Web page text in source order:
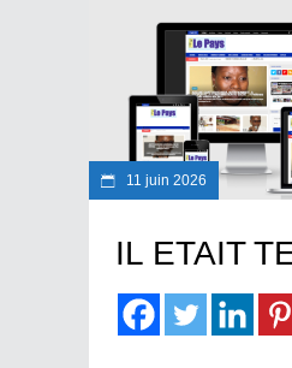
11 juin 2026
IL ETAIT